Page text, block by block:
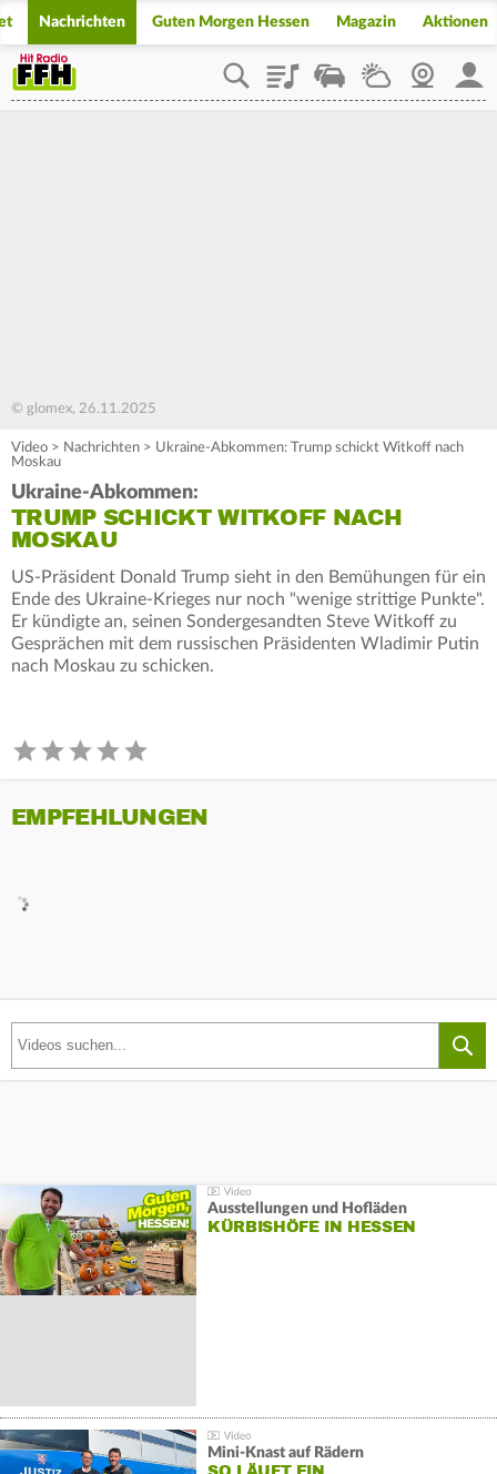
Nachrichten Guten Morgen Hessen Magazin Aktionen
PlaylistStaupilotWetterWebcam
© glomex, 26.11.2025
Video > Nachrichten > Ukraine-Abkommen: Trump schickt Witkoff nach
Moskau
Ukraine-Abkommen:
TRUMP SCHICKT WITKOFF NACH
MOSKAU
US-Präsident Donald Trump sieht in den Bemühungen für ein
Ende des Ukraine-Krieges nur noch "wenige strittige Punkte".
Er kündigte an, seinen Sondergesandten Steve Witkoff zu
Gesprächen mit dem russischen Präsidenten Wladimir Putin
nach Moskau zu schicken.
EMPFEHLUNGEN
Ausstellungen und Hofläden
KÜRBISHÖFE IN HESSEN
Mini-Knast auf Rädern